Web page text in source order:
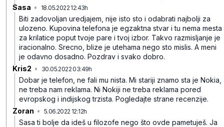
Sasa • 18.05.2022 12:43h
Biti zadovoljan uredjajem, nije isto sto i odabrati najbolji za
ulozeno. Kupovina telefona je egzaktna stvar i tu nema mesta
za krilatice poput tvoje pare i tvoj izbor. Takvo razmisljanje je
iracionalno. Srecno, blize je utehama nego sto mislis. A meni
je odavno dosadno. Pozdrav i svako dobro.
Kris2 • 30.05.2022 03:49h
Dobar je telefon, ne fali mu nista. Mi stariji znamo sta je Nokia,
ne treba nam reklama. Ni Nokiji ne treba reklama pored
evropskog i indijskog trzista. Pogledajte strane recenzije.
Zoran • 5.06.2022 12:12h
Sasa ti bolje da ideš u filozofe nego što ovde pametuješ. Ja